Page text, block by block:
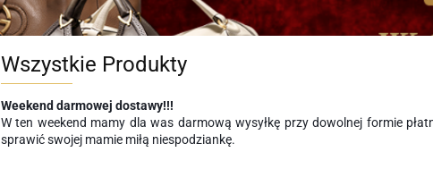
Wszystkie Produkty
Weekend darmowej dostawy!!!
W ten weekend mamy dla was darmową wysyłkę przy dowolnej formie
sprawić swojej mamie miłą niespodziankę.